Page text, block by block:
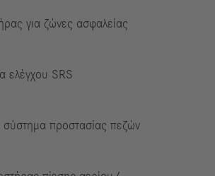
για ζώνες ασφαλείας
ελέγχου SRS
σύστημα προστασίας πεζών